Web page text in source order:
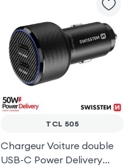
TCL 505
Chargeur Voiture double
USB-C Power Delivery